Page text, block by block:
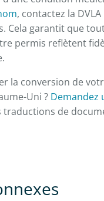
, contactez la
Cela garantit que
permis reflètent
la conversion de
Uni ? Demandez
de